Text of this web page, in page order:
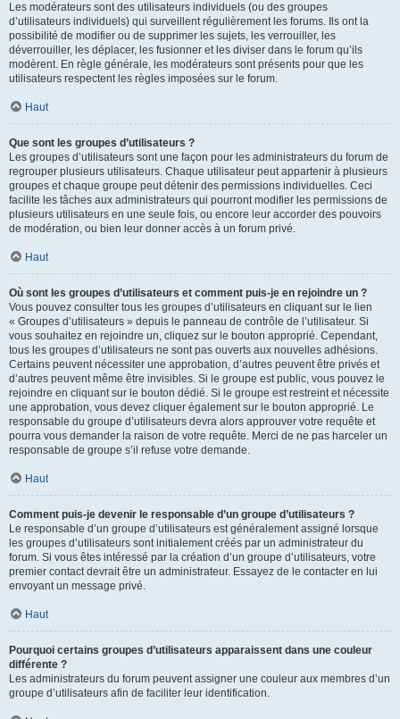
Les modérateurs sont des utilisateurs individuels (ou des groupes
d’utilisateurs individuels) qui surveillent régulièrement les forums. Ils ont la
possibilité de modifier ou de supprimer les sujets, les verrouiller, les
déverrouiller, les déplacer, les fusionner et les diviser dans le forum qu’ils
modèrent. En règle générale, les modérateurs sont présents pour que les
utilisateurs respectent les règles imposées sur le forum.
Haut
Que sont les groupes d’utilisateurs ?
Les groupes d’utilisateurs sont une façon pour les administrateurs du forum de
regrouper plusieurs utilisateurs. Chaque utilisateur peut appartenir à plusieurs
groupes et chaque groupe peut détenir des permissions individuelles. Ceci
facilite les tâches aux administrateurs qui pourront modifier les permissions de
plusieurs utilisateurs en une seule fois, ou encore leur accorder des pouvoirs
de modération, ou bien leur donner accès à un forum privé.
Haut
Où sont les groupes d’utilisateurs et comment puis-je en rejoindre un ?
Vous pouvez consulter tous les groupes d’utilisateurs en cliquant sur le lien
« Groupes d’utilisateurs » depuis le panneau de contrôle de l’utilisateur. Si
vous souhaitez en rejoindre un, cliquez sur le bouton approprié. Cependant,
tous les groupes d’utilisateurs ne sont pas ouverts aux nouvelles adhésions.
Certains peuvent nécessiter une approbation, d’autres peuvent être privés et
d’autres peuvent même être invisibles. Si le groupe est public, vous pouvez le
rejoindre en cliquant sur le bouton dédié. Si le groupe est restreint et nécessite
une approbation, vous devez cliquer également sur le bouton approprié. Le
responsable du groupe d’utilisateurs devra alors approuver votre requête et
pourra vous demander la raison de votre requête. Merci de ne pas harceler un
responsable de groupe s’il refuse votre demande.
Haut
Comment puis-je devenir le responsable d’un groupe d’utilisateurs ?
Le responsable d’un groupe d’utilisateurs est généralement assigné lorsque
les groupes d’utilisateurs sont initialement créés par un administrateur du
forum. Si vous êtes intéressé par la création d’un groupe d’utilisateurs, votre
premier contact devrait être un administrateur. Essayez de le contacter en lui
envoyant un message privé.
Haut
Pourquoi certains groupes d’utilisateurs apparaissent dans une couleur
différente ?
Les administrateurs du forum peuvent assigner une couleur aux membres d’un
groupe d’utilisateurs afin de faciliter leur identification.